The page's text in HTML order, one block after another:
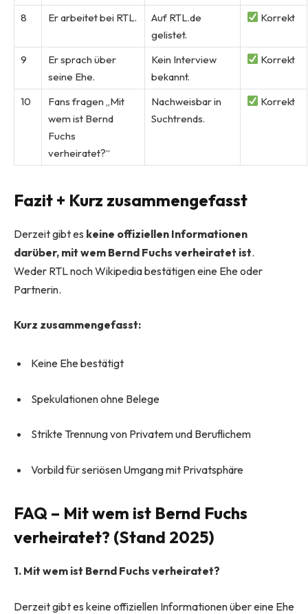
8
Er arbeitet bei RTL.
Auf RTL.de
gelistet.
Korrekt
9
Er sprach über
seine Ehe.
Kein Interview
bekannt.
Korrekt
10
Fans fragen „Mit
wem ist Bernd
Fuchs
verheiratet?“
Nachweisbar in
Suchtrends.
Korrekt
Fazit + Kurz zusammengefasst
Derzeit gibt es keine offiziellen Informationen
darüber, mit wem Bernd Fuchs verheiratet ist.
Weder RTL noch Wikipedia bestätigen eine Ehe oder
Partnerin.
Kurz zusammengefasst:
Keine Ehe bestätigt
Spekulationen ohne Belege
Strikte Trennung von Privatem und Beruflichem
Vorbild für seriösen Umgang mit Privatsphäre
FAQ – Mit wem ist Bernd Fuchs
verheiratet? (Stand 2025)
1. Mit wem ist Bernd Fuchs verheiratet?
Derzeit gibt es keine offiziellen Informationen über eine Ehe